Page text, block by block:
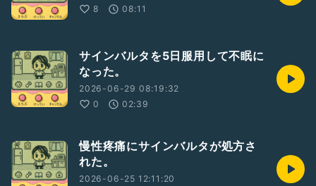
8
08:11
サインバルタを5日服用して不眠に
なった。
2026-06-29 08:19:32
0
02:39
慢性疼痛にサインバルタが処方さ
れた。
2026-06-25 12:11:20